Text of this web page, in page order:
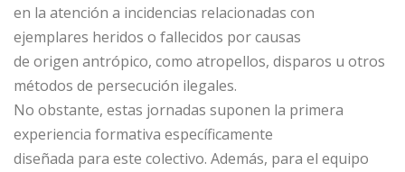
en la atención a incidencias relacionadas con
ejemplares heridos o fallecidos por causas
de origen antrópico, como atropellos, disparos u otros
métodos de persecución ilegales.
No obstante, estas jornadas suponen la primera
experiencia formativa específicamente
diseñada para este colectivo. Además, para el equipo